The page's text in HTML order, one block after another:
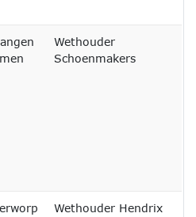
Wethouder
Schoenmakers
Wethouder Hendrix